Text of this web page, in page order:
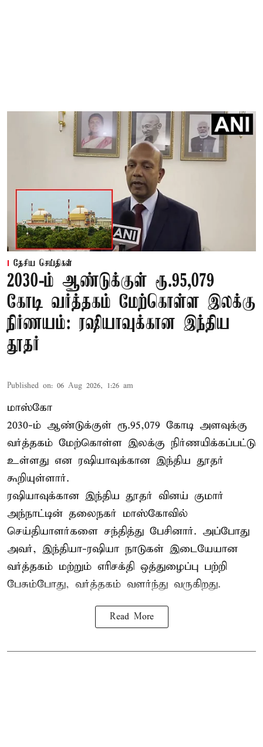
தேசிய செய்திகள்
2030-ம் ஆண்டுக்குள் ரூ.95,079
கோடி வர்த்தகம் மேற்கொள்ள இலக்கு
நிர்ணயம்: ரஷியாவுக்கான இந்திய
தூதர்
Published on: 06 Aug 2026, 1:26 am
மாஸ்கோ
2030-ம் ஆண்டுக்குள் ரூ.95,079 கோடி அளவுக்கு
வர்த்தகம் மேற்கொள்ள இலக்கு நிர்ணயிக்கப்பட்டு
உள்ளது என ரஷியாவுக்கான இந்திய தூதர்
கூறியுள்ளார்.
ரஷியாவுக்கான இந்திய தூதர் வினய் குமார்
அந்நாட்டின் தலைநகர் மாஸ்கோவில்
செய்தியாளர்களை சந்தித்து பேசினார். அப்போது
அவர், இந்தியா-ரஷியா நாடுகள் இடையேயான
வர்த்தகம் மற்றும் எரிசக்தி ஒத்துழைப்பு பற்றி
பேசும்போது, வர்த்தகம் வளர்ந்து வருகிறது.
Read More